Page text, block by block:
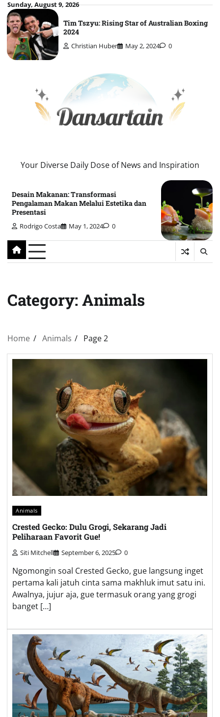
Skip
to
content
Sunday, August 9, 2026
Tim Tszyu: Rising Star of Australian Boxing
2024
Christian Huber May 2, 2024 0
Your Diverse Daily Dose of News and Inspiration
Desain Makanan: Transformasi
Pengalaman Makan Melalui Estetika dan
Presentasi
Rodrigo Costa May 1, 2024 0
Category: Animals
Home Animals Page 2
Animals
Crested Gecko: Dulu Grogi, Sekarang Jadi
Peliharaan Favorit Gue!
Siti Mitchell September 6, 2025 0
Ngomongin soal Crested Gecko, gue langsung inget
pertama kali jatuh cinta sama makhluk imut satu ini.
Awalnya, jujur aja, gue termasuk orang yang grogi
banget […]